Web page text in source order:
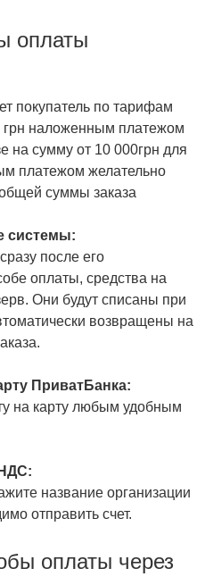
оплаты
покупатель по тарифам
грн наложенным платежом
на сумму от 10 000грн для
платежом желательно
суммы заказа
системы:
после его
оплаты, средства на
Они будут списаны при
возвращены на
ПриватБанка:
на карту любым удобным
название организации
отправить счет.
оплаты через